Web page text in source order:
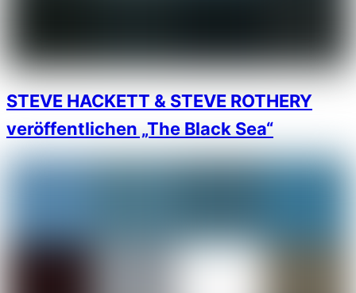
STEVE HACKETT & STEVE ROTHERY
veröffentlichen „The Black Sea“